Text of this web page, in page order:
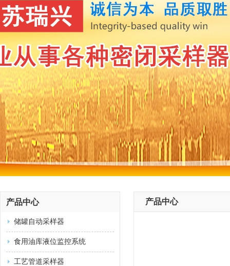
产品中心
储罐自动采样器
食用油库液位监控系统
工艺管道采样器
产品中心